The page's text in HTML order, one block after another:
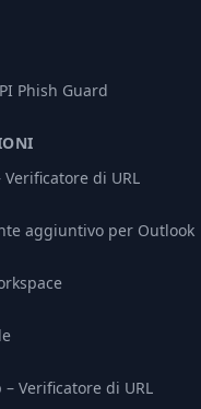
Phish Guard
Verificatore di URL
aggiuntivo per Outlook
– Verificatore di URL